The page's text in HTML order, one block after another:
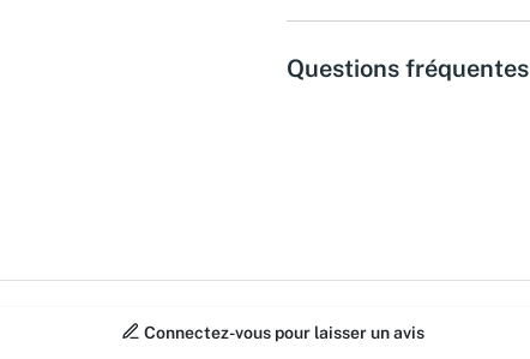
Questions fréquentes
Connectez-vous pour laisser un avis